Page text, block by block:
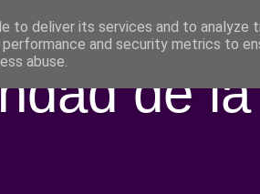
de
to deliver its services and to analyze
and security metrics to
abuse.